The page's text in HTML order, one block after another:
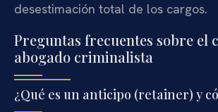
desestimación total de los cargos.
Preguntas frecuentes sobre el
abogado criminalista
¿Qué es un anticipo (retainer) y